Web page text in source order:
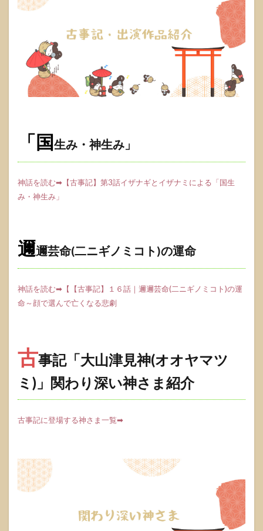
「国 生み・神生み」
神話を読む➡【古事記】第3話イザナギとイザナミによる「国生
み・神生み」
邇邇芸命(二ニギノミコト)の運命
神話を読む➡【【古事記】１６話｜邇邇芸命(二ニギノミコト)の運
命～顔で選んで亡くなる悲劇
古事記「大山津見神(オオヤマツ
ミ)」関わり深い神さま紹介
古事記に登場する神さま一覧➡